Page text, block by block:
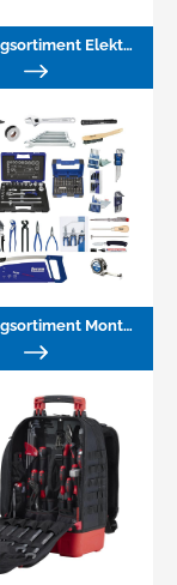
Werkzeugsortiment Elektriker
Werkzeugsortiment Montage